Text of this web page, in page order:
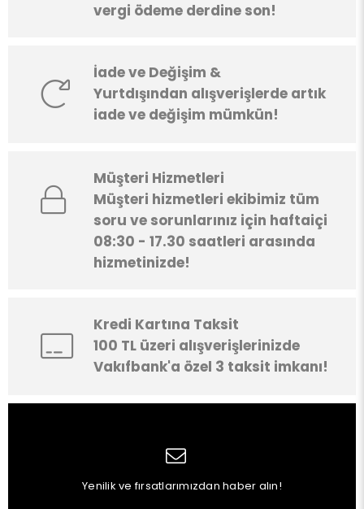
vergi ödeme derdine son!
İade ve Değişim &
Yurtdışından alışverişlerde artık
iade ve değişim mümkün!
Müşteri Hizmetleri
Müşteri hizmetleri ekibimiz tüm
soru ve sorunlarınız için haftaiçi
08:30 - 17.30 saatleri arasında
hizmetinizde!
Kredi Kartına Taksit
100 TL üzeri alışverişlerinizde
Vakıfbank'a özel 3 taksit imkanı!
Yenilik ve fırsatlarımızdan haber alın!